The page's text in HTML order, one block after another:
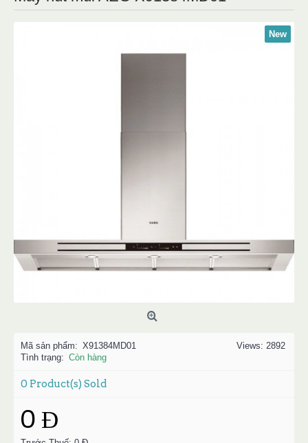
New
Views: 2892
Mã sản phẩm: X91384MD01
Tình trạng: Còn hàng
0 Product(s) Sold
0 Đ